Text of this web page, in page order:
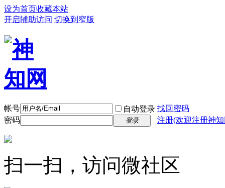
设为首页收藏本站
开启辅助访问 切换到窄版
帐号 自动登录 找回密码
密码
登录 注册(欢迎注册神
扫一扫，访问微社区